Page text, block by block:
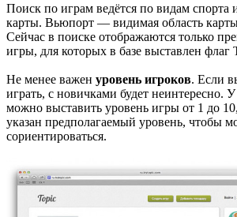
Поиск по играм ведётся по видам спорта
карты. Вьюпорт — видимая область
Сейчас в поиске отображаются только
игры, для которых в базе выставлен флаг
Не менее важен уровень игроков. Если
играть, с новичками будет неинтересно.
можно выставить уровень игры от 1 до
указан предполагаемый уровень, чтобы
сориентироваться.